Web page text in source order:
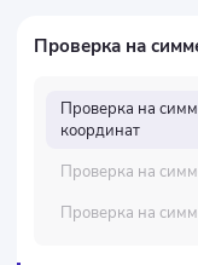
Проверка на
Проверка на
координат
Проверка на
Проверка на